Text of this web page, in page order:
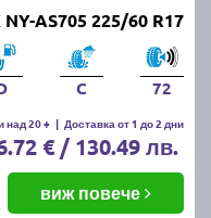
AS705 225/60 R17
C 72
над 20 + | Доставка от 1 до 2 дни
€ / 130.49 лв.
виж повече